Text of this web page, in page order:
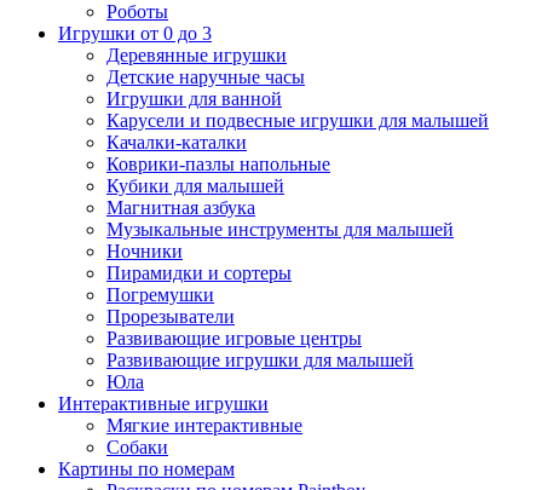
Роботы
Игрушки от 0 до 3
Деревянные игрушки
Детские наручные часы
Игрушки для ванной
Карусели и подвесные игрушки для малышей
Качалки-каталки
Коврики-пазлы напольные
Кубики для малышей
Магнитная азбука
Музыкальные инструменты для малышей
Ночники
Пирамидки и сортеры
Погремушки
Прорезыватели
Развивающие игровые центры
Развивающие игрушки для малышей
Юла
Интерактивные игрушки
Мягкие интерактивные
Собаки
Картины по номерам